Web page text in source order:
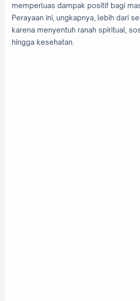
memperluas dampak positif bagi
Perayaan ini, ungkapnya, lebih dari
karena menyentuh ranah spiritual,
hingga kesehatan.